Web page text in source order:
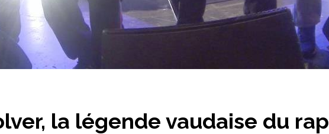
la légende vaudaise du rap